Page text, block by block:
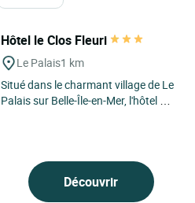
Hôtel le Clos Fleuri
Le Palais1 km
Situé dans le charmant village de Le
Palais sur Belle-Île-en-Mer, l'hôtel Le
Découvrir